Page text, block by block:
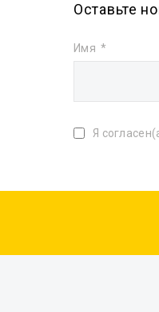
Оставьте
Имя
Я